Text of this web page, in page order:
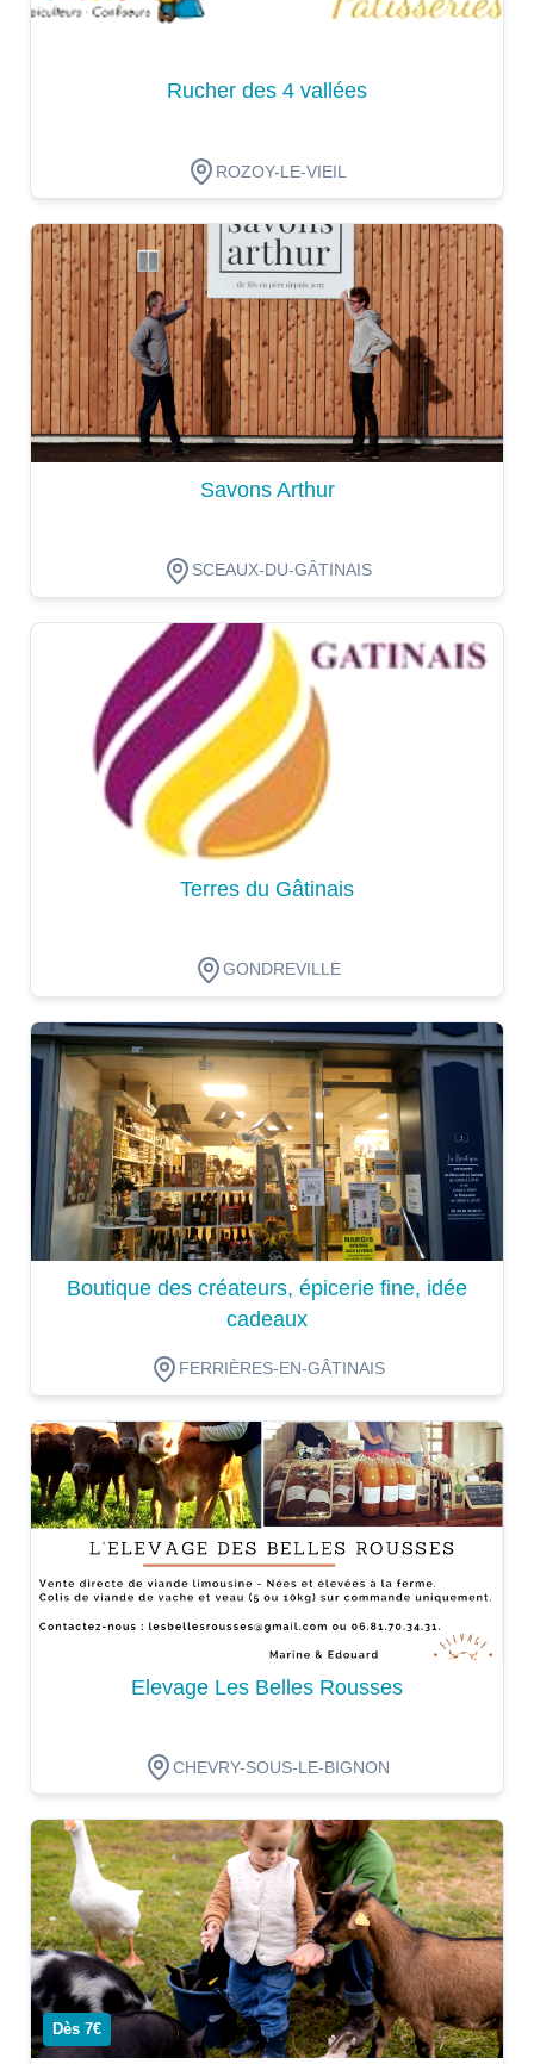
Rucher des 4 vallées
ROZOY-LE-VIEIL
Dégustation
Savons Arthur
SCEAUX-DU-GÂTINAIS
Dégustation
Terres du Gâtinais
GONDREVILLE
Dégustation
Boutique des créateurs, épicerie fine, idée
cadeaux
FERRIÈRES-EN-GÂTINAIS
Dégustation
Elevage Les Belles Rousses
CHEVRY-SOUS-LE-BIGNON
Dégustation
Dès 7€